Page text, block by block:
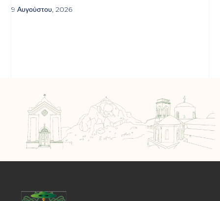
9 Αυγούστου, 2026